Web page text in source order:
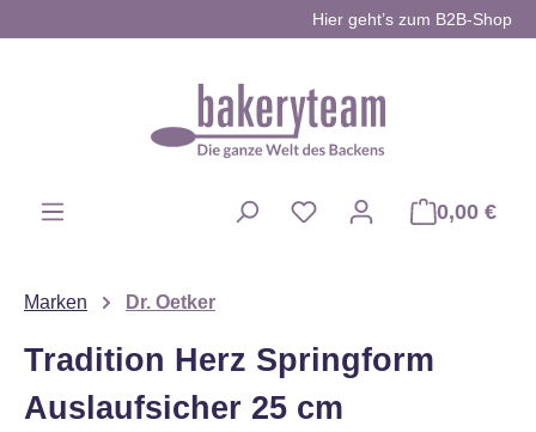
Hier geht’s zum B2B-Shop
0,00 €
Marken Dr. Oetker
Tradition Herz Springform
Auslaufsicher 25 cm